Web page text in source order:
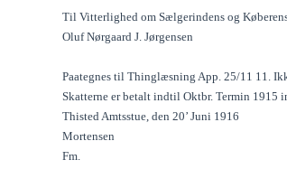
Til Vitterlighed om Sælgerindens og
Oluf Nørgaard J. Jørgensen
Paategnes til Thinglæsning App. 25/11 11.
Skatterne er betalt indtil Oktbr. Termin 1915
Thisted Amtsstue, den 20’ Juni 1916
Mortensen
Fm.